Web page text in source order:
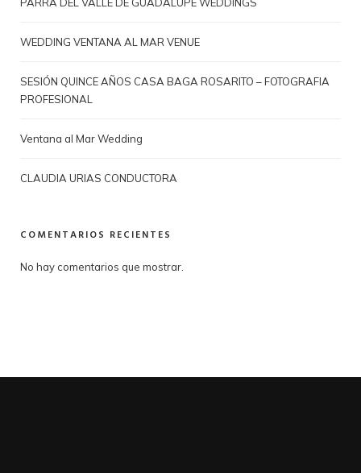
PARRA DEL VALLE DE GUADALUPE WEDDINGS
WEDDING VENTANA AL MAR VENUE
SESIÓN QUINCE AÑOS CASA BAGA ROSARITO – FOTOGRAFIA
PROFESIONAL
Ventana al Mar Wedding
CLAUDIA URIAS CONDUCTORA
COMENTARIOS RECIENTES
No hay comentarios que mostrar.